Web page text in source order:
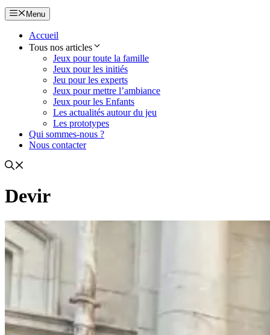
Menu
Accueil
Tous nos articles
Jeux pour toute la famille
Jeux pour les initiés
Jeu pour les experts
Jeux pour mettre l’ambiance
Jeux pour les Enfants
Les actualités autour du jeu
Les prototypes
Qui sommes-nous ?
Nous contacter
Devir